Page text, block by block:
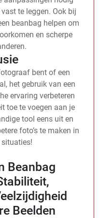
te leggen. Ook bij
beanbag helpen om
en scherpe
bent of een
het gebruik van een
ervaring verbeteren
toe te voegen aan je
tool eens uit en
foto’s te maken in
Beanbag
Beelden